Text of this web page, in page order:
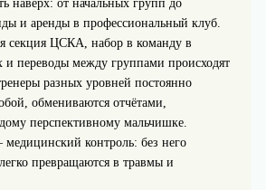
наверх: от начальных групп до
и аренды в профессиональный клуб.
секция ЦСКА, набор в команду в
и переводы между группами происходят
разных уровней постоянно
обмениваются отчётами,
перспективному мальчишке.
контроль: без него
превращаются в травмы и